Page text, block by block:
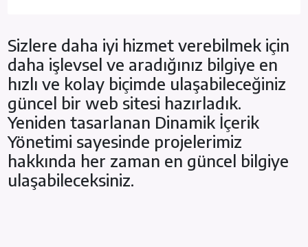
Sizlere daha iyi hizmet verebilmek için
daha işlevsel ve aradığınız bilgiye en
hızlı ve kolay biçimde ulaşabileceğiniz
güncel bir web sitesi hazırladık.
Yeniden tasarlanan Dinamik İçerik
Yönetimi sayesinde projelerimiz
hakkında her zaman en güncel bilgiye
ulaşabileceksiniz.